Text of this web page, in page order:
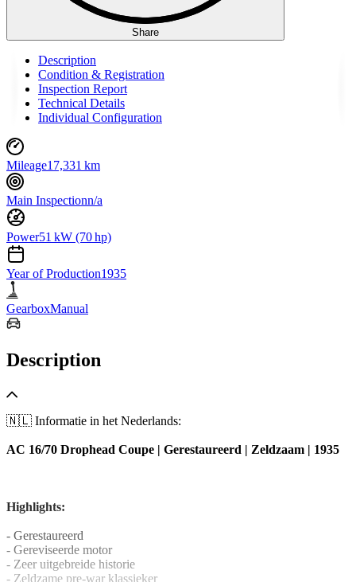
Share
Description
Condition & Registration
Inspection Report
Technical Details
Individual Configuration
Mileage17,331 km
Main Inspectionn/a
Power51 kW (70 hp)
Year of Production1935
GearboxManual
Description
🇳🇱 Informatie in het Nederlands:
AC 16/70 Drophead Coupe | Gerestaureerd | Zeldzaam | 1935
Highlights:
- Gerestaureerd
- Gereviseerde motor
- Zeer uitgebreide historie
- Zeldzame pre-war klassieker